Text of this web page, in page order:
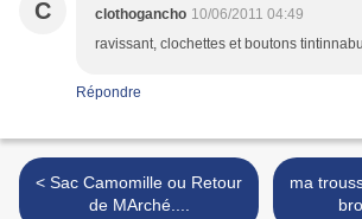
C clothogancho 10/06/2011 04:49
ravissant, clochettes et boutons
Répondre
< Sac Camomille ou Retour
de MArché....
ma